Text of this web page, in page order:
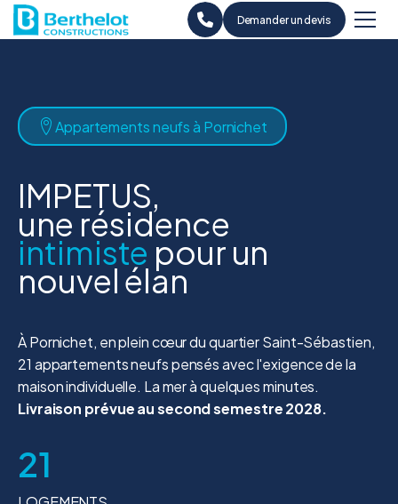
Demander un devis
Appartements neufs à Pornichet
IMPETUS,
une résidence
intimiste pour un
nouvel élan
À Pornichet, en plein cœur du quartier Saint-Sébastien,
21 appartements neufs pensés avec l'exigence de la
maison individuelle. La mer à quelques minutes.
Livraison prévue au second semestre 2028.
21